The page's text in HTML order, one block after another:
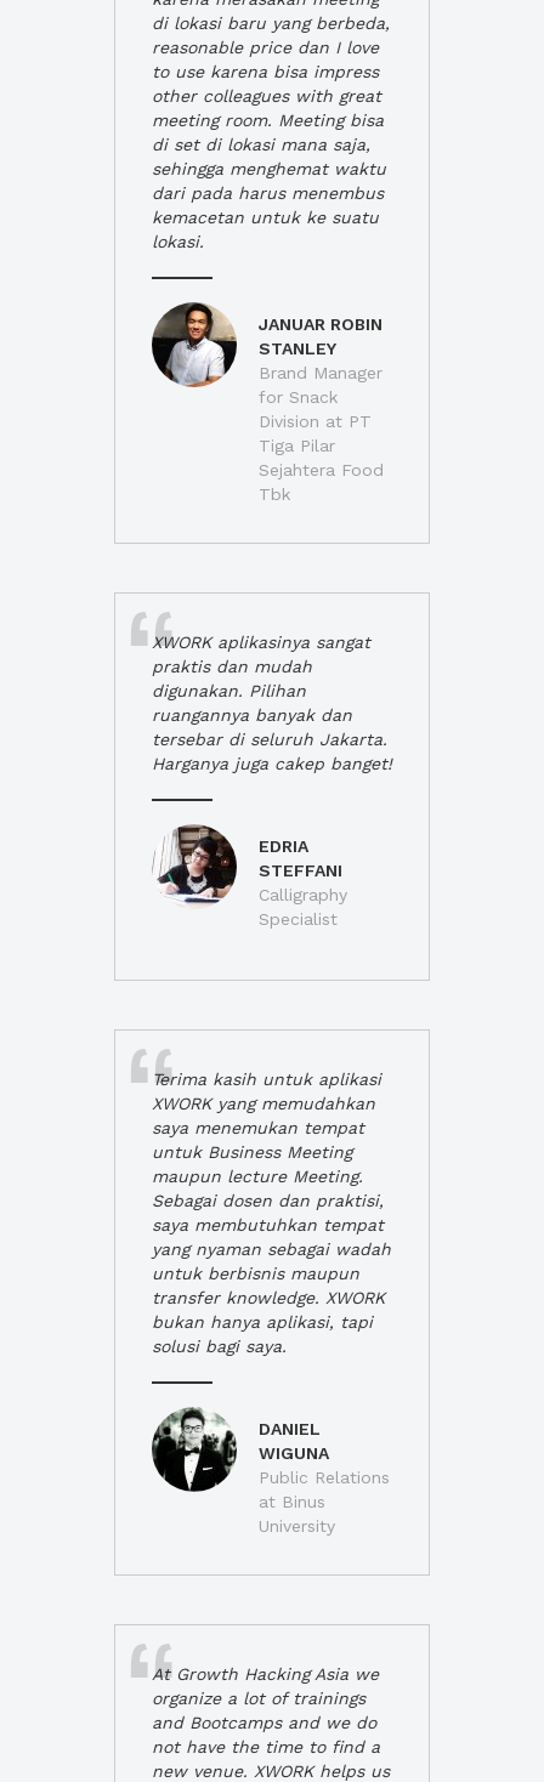
di lokasi baru yang berbeda,
reasonable price dan I love
to use karena bisa impress
other colleagues with great
meeting room. Meeting bisa
di set di lokasi mana saja,
sehingga menghemat waktu
dari pada harus menembus
kemacetan untuk ke suatu
lokasi.
JANUAR ROBIN
STANLEY
Brand Manager
for Snack
Division at PT
Tiga Pilar
Sejahtera Food
Tbk
XWORK aplikasinya sangat
praktis dan mudah
digunakan. Pilihan
ruangannya banyak dan
tersebar di seluruh Jakarta.
Harganya juga cakep banget!
EDRIA
STEFFANI
Calligraphy
Specialist
Terima kasih untuk aplikasi
XWORK yang memudahkan
saya menemukan tempat
untuk Business Meeting
maupun lecture Meeting.
Sebagai dosen dan praktisi,
saya membutuhkan tempat
yang nyaman sebagai wadah
untuk berbisnis maupun
transfer knowledge. XWORK
bukan hanya aplikasi, tapi
solusi bagi saya.
DANIEL
WIGUNA
Public Relations
at Binus
University
At Growth Hacking Asia we
organize a lot of trainings
and Bootcamps and we do
not have the time to find a
new venue. XWORK helps us